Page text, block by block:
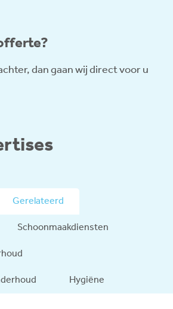
dan gaan wij direct voor u
Gerelateerd
Schoonmaakdiensten
Hygiëne